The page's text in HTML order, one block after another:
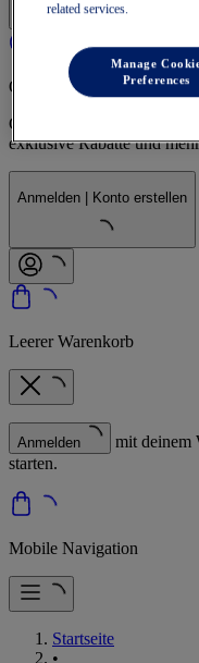
OneASICS™-Mitgliedschaft
Genieße kostenlosen
exklusive Rabatte und
Anmelden | Konto erstellen
Leerer Warenkorb
Anmelden
mit deinem
starten.
Mobile Navigation
Startseite
•
related services.
Manage
Preferences